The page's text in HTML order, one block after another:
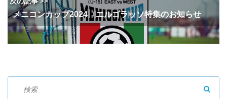
メニコンカップ2024 エルゴラッソ特集のお知らせ